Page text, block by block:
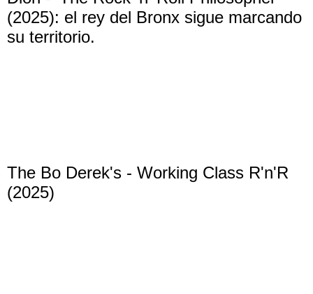
(2025): el rey del Bronx sigue marcando
su territorio.
The Bo Derek's - Working Class R'n'R
(2025)